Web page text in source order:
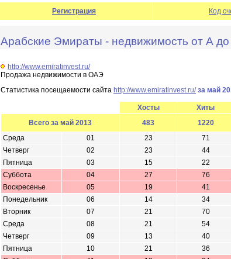
Регистрация Код
Арабские Эмираты - недвижимость от А
http://www.emiratinvest.ru/
Продажа недвижимости в ОАЭ
Статистика посещаемости сайта http://www.emiratinvest.ru/ за май
Хосты
Хиты
Всего за май 2013
483
1220
Среда
01 23
71
Четверг
02 23
44
Пятница
03 15
22
Суббота
04 27
76
Воскресенье
05 19
41
Понедельник
06 14
34
Вторник
07 21
70
Среда
08 21
54
Четверг
09 13
40
Пятница
10 21
36